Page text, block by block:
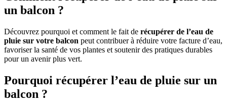
un balcon ?
Découvrez pourquoi et comment le fait de récupérer de l’eau de
pluie sur votre balcon peut contribuer à réduire votre facture d’eau,
favoriser la santé de vos plantes et soutenir des pratiques durables
pour un avenir plus vert.
Pourquoi récupérer l’eau de pluie sur un
balcon ?